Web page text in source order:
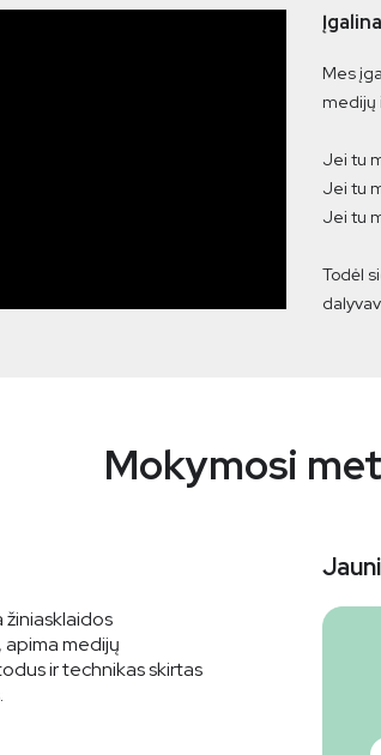
Mes
medijų
Jei tu
Jei tu
Jei tu
Todėl
Mokymosi
medijų
ir technikas skirtas